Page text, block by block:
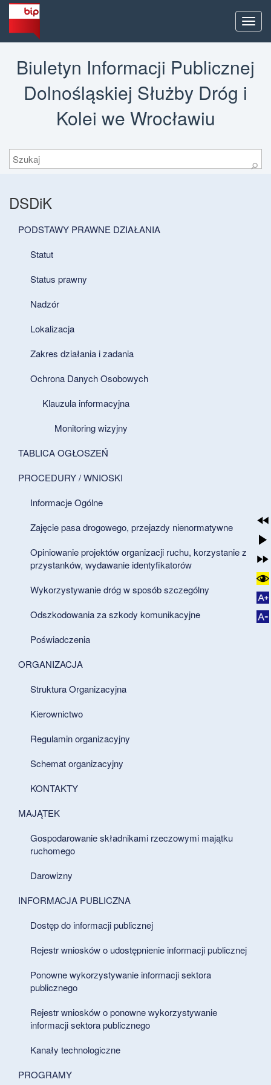
Menu
Biuletyn Informacji Publicznej
Dolnośląskiej Służby Dróg i
Kolei we Wrocławiu
Szukaj
⚲
DSDiK
PODSTAWY PRAWNE DZIAŁANIA
Statut
Status prawny
Nadzór
Lokalizacja
Zakres działania i zadania
Ochrona Danych Osobowych
Klauzula informacyjna
Monitoring wizyjny
TABLICA OGŁOSZEŃ
PROCEDURY / WNIOSKI
Informacje Ogólne
Zajęcie pasa drogowego, przejazdy nienormatywne
Opiniowanie projektów organizacji ruchu, korzystanie z
przystanków, wydawanie identyfikatorów
Wykorzystywanie dróg w sposób szczególny
Odszkodowania za szkody komunikacyjne
Poświadczenia
ORGANIZACJA
Struktura Organizacyjna
Kierownictwo
Regulamin organizacyjny
Schemat organizacyjny
KONTAKTY
MAJĄTEK
Gospodarowanie składnikami rzeczowymi majątku
ruchomego
Darowizny
INFORMACJA PUBLICZNA
Dostęp do informacji publicznej
Rejestr wniosków o udostępnienie informacji publicznej
Ponowne wykorzystywanie informacji sektora
publicznego
Rejestr wniosków o ponowne wykorzystywanie
informacji sektora publicznego
Kanały technologiczne
PROGRAMY